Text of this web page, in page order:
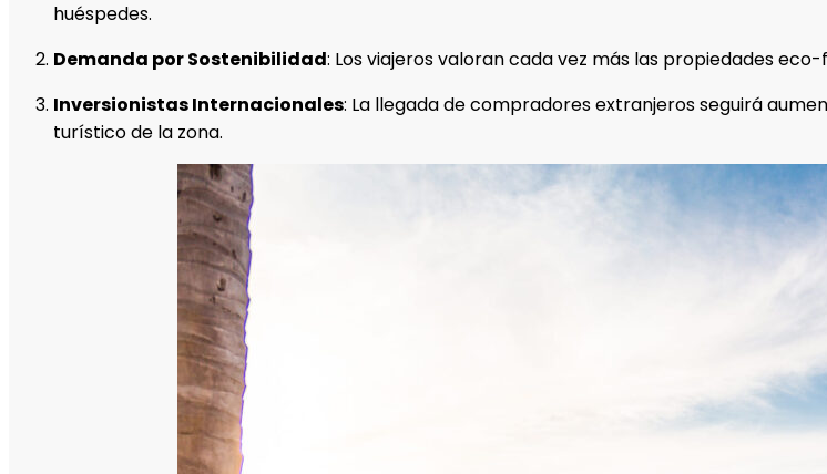
huéspedes.
Demanda por Sostenibilidad: Los viajeros valoran cada vez más las propiedades
Inversionistas Internacionales: La llegada de compradores extranjeros seguirá
turístico de la zona.